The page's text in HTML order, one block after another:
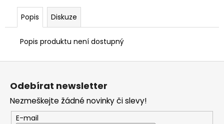
Popis Diskuze
Popis produktu není dostupný
ITACA
BEIGE
2
690
Kč
Z
Odebírat newsletter
Nezmeškejte žádné novinky či slevy!
E-mail